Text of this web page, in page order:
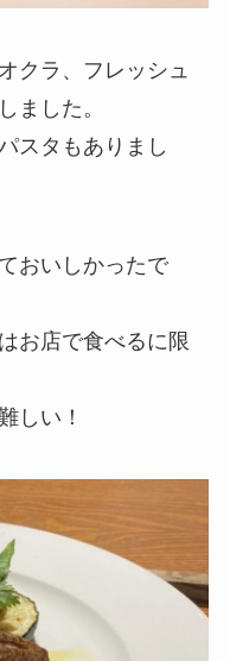
クラ、フレッシュ
ました。
スタもありまし
おいしかったで
お店で食べるに限
しい！